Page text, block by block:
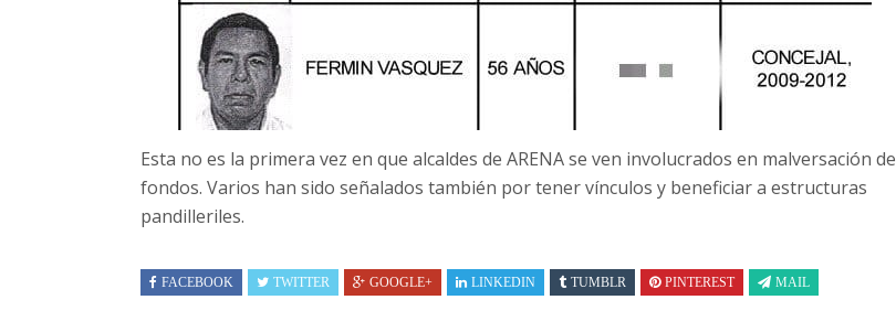
Esta no es la primera vez en que alcaldes de ARENA se ven involucrados en malversación de
fondos. Varios han sido señalados también por tener vínculos y beneficiar a estructuras
pandilleriles.
FACEBOOK TWITTER GOOGLE+ LINKEDIN TUMBLR PINTEREST MAIL